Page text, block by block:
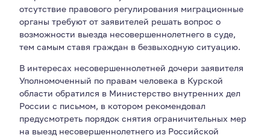
отсутствие правового регулирования миграционные
органы требуют от заявителей решать вопрос о
возможности выезда несовершеннолетнего в суде,
тем самым ставя граждан в безвыходную ситуацию.
В интересах несовершеннолетней дочери заявителя
Уполномоченный по правам человека в Курской
области обратился в Министерство внутренних дел
России с письмом, в котором рекомендовал
предусмотреть порядок снятия ограничительных мер
на выезд несовершеннолетнего из Российской